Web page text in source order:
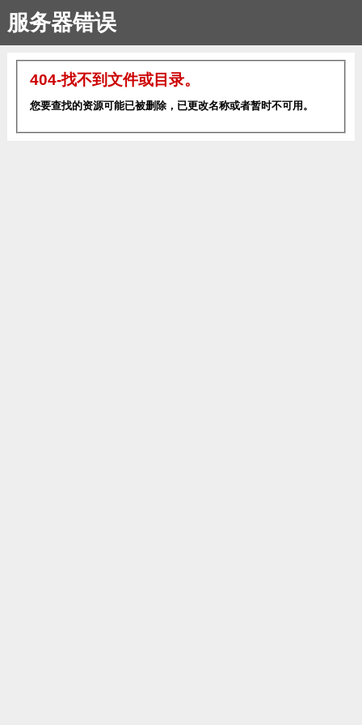
服务器错误
404-找不到文件或目录。
您要查找的资源可能已被删除，已更改名称或者暂时不可用。